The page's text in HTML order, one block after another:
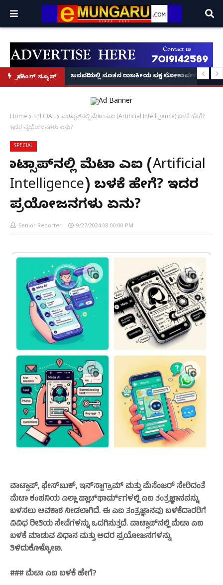
ಬ್ರೇಕಿಂಗ್ ನ್ಯೂಸ್
ಕಥೆ!
8 ಅಡಿಗೂ ಹೆಚ್ಚು ಉದ್ದದ ಕೂದಲು ಬೆಳೆಸಿ ಗಿನ್ನಿಸ್ ವಿಶ್ವ ದಾಖಲೆ ಬರೆದ ಭಾರತದ ರೇಣು
ಜನವರಿಯಲ್ಲಿ ನೂತನ ರಾಜಕೀಯ ಪಕ್ಷ ಲೋಕಾರ್ಪಣೆ – ನಟ
Home SPECIAL
ವಾಟ್ಸಾಪ್‌ನಲ್ಲಿ ಮೆಟಾ ಎಐ (Artificial Intelligence) ಬಳಕೆ ಹೇಗೆ?
ಇದರ ಪ್ರಯೋಜನಗಳು ಏನು?
SPECIAL
ವಾಟ್ಸಾಪ್‌ನಲ್ಲಿ ಮೆಟಾ ಎಐ (Artificial
Intelligence) ಬಳಕೆ ಹೇಗೆ? ಇದರ
ಪ್ರಯೋಜನಗಳು ಏನು?
Senior Reporter 9/27/2024 08:00:00 PM
ವಾಟ್ಸಾಪ್, ಫೇಸ್‌ಬುಕ್, ಇನ್‌ಸ್ಟಾಗ್ರಾಮ್‌ ಮತ್ತು ಮೆಸೆಂಜರ್‌ ಸೇರಿದಂತೆ
ಮೆಟಾ ಕಂಪನಿಯ ಎಲ್ಲಾ ಪ್ಲಾಟ್‌ಫಾರ್ಮ್‌ಗಳಲ್ಲಿ ಎಐ ತಂತ್ರಜ್ಞಾನವನ್ನು
ಬಳಸಲು ಅವಕಾಶ ನೀಡಲಾಗಿದೆ. ಈ ಎಐ ತಂತ್ರಜ್ಞಾನವು ಬಳಕೆದಾರರಿಗೆ
ವಿವಿಧ ರೀತಿಯ ಸೇವೆಗಳನ್ನು ಒದಗಿಸುತ್ತದೆ. ವಾಟ್ಸಾಪ್‌ನಲ್ಲಿ ಮೆಟಾ ಎಐ
ಬಳಕೆ ಮಾಡುವ ವಿಧಾನ ಮತ್ತು ಅದರ ಪ್ರಯೋಜನಗಳನ್ನು
ತಿಳಿದುಕೊಳ್ಳೋಣ.
### ಮೆಟಾ ಎಐ ಬಳಕೆ ಹೇಗೆ?